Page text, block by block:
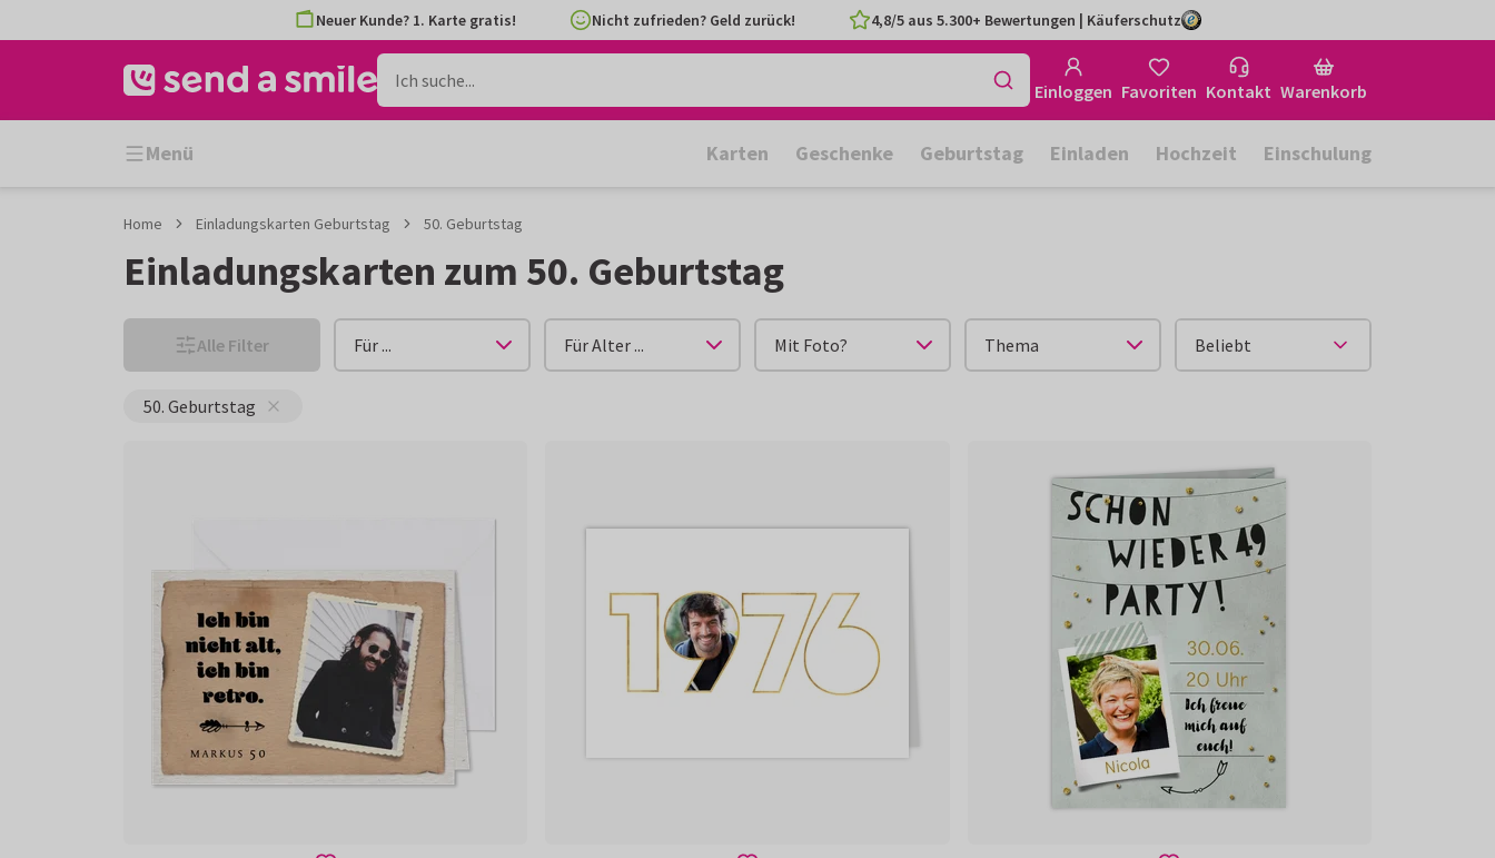
Inhalt
Filter
Neuer Kunde? 1. Karte gratis! Nicht zufrieden? Geld zurück! 4,8/5 aus 5.300+ Bewertungen | Käuferschutz
Einloggen Favoriten Kontakt Warenkorb
Menü Karten Geschenke Geburtstag Einladen Hochzeit Einschulung
Home Einladungskarten Geburtstag 50. Geburtstag
Einladungskarten zum 50. Geburtstag
Alle Filter Für ... Für Alter ... Mit Foto? Thema
50. Geburtstag